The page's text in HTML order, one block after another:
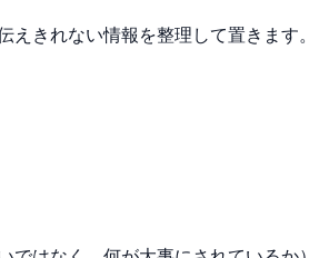
えきれない情報を整理して置きます。